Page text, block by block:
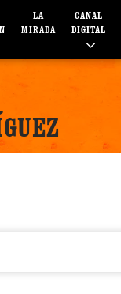
LA
MIRADA
CANAL
DIGITAL